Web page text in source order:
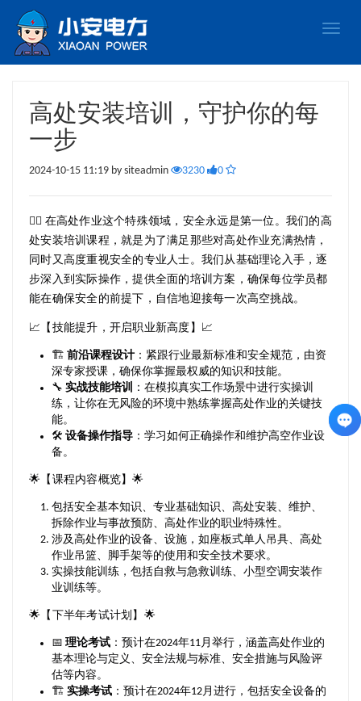
Toggle
高处安装培训，守护你的每
一步
2024-10-15 11:19 by siteadmin 3230 0
👷‍♂️ 在高处作业这个特殊领域，安全永远是第一位。我们的高
处安装培训课程，就是为了满足那些对高处作业充满热情，
同时又高度重视安全的专业人士。我们从基础理论入手，逐
步深入到实际操作，提供全面的培训方案，确保每位学员都
能在确保安全的前提下，自信地迎接每一次高空挑战。
📈【技能提升，开启职业新高度】📈
🏗️ 前沿课程设计 ：紧跟行业最新标准和安全规范，由资
深专家授课，确保你掌握最权威的知识和技能。
🔧 实战技能培训 ：在模拟真实工作场景中进行实操训
练，让你在无风险的环境中熟练掌握高处作业的关键技
能。
🛠️ 设备操作指导 ：学习如何正确操作和维护高空作业设
备。
🌟【课程内容概览】🌟
包括安全基本知识、专业基础知识、高处安装、维护、
拆除作业与事故预防、高处作业的职业特殊性。
涉及高处作业的设备、设施，如座板式单人吊具、高处
作业吊篮、脚手架等的使用和安全技术要求。
实操技能训练，包括自救与急救训练、小型空调安装作
业训练等。
🌟【下半年考试计划】🌟
📅 理论考试 ：预计在2024年11月举行，涵盖高处作业的
基本理论与定义、安全法规与标准、安全措施与风险评
估等内容。
🏗️ 实操考试 ：预计在2024年12月进行，包括安全设备的